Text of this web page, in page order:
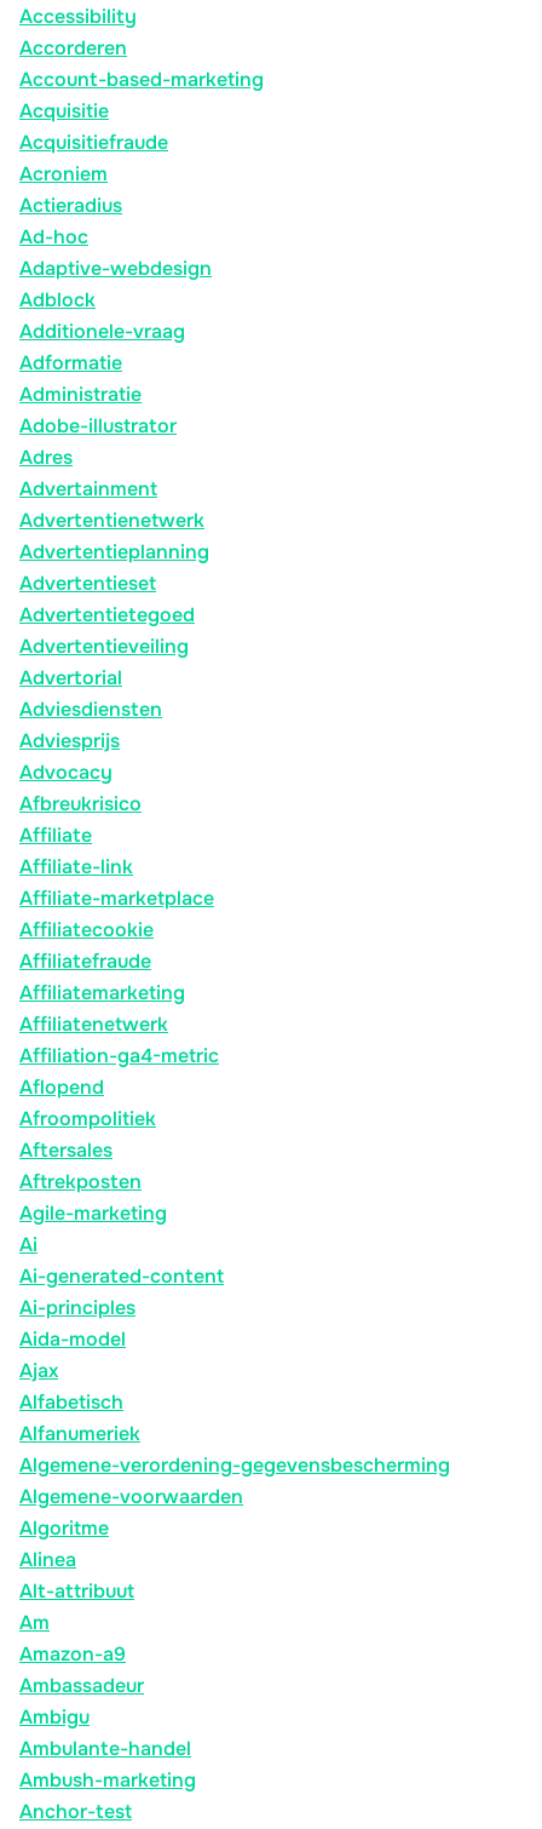
Accessibility
Accorderen
Account-based-marketing
Acquisitie
Acquisitiefraude
Acroniem
Actieradius
Ad-hoc
Adaptive-webdesign
Adblock
Additionele-vraag
Adformatie
Administratie
Adobe-illustrator
Adres
Advertainment
Advertentienetwerk
Advertentieplanning
Advertentieset
Advertentietegoed
Advertentieveiling
Advertorial
Adviesdiensten
Adviesprijs
Advocacy
Afbreukrisico
Affiliate
Affiliate-link
Affiliate-marketplace
Affiliatecookie
Affiliatefraude
Affiliatemarketing
Affiliatenetwerk
Affiliation-ga4-metric
Aflopend
Afroompolitiek
Aftersales
Aftrekposten
Agile-marketing
Ai
Ai-generated-content
Ai-principles
Aida-model
Ajax
Alfabetisch
Alfanumeriek
Algemene-verordening-gegevensbescherming
Algemene-voorwaarden
Algoritme
Alinea
Alt-attribuut
Am
Amazon-a9
Ambassadeur
Ambigu
Ambulante-handel
Ambush-marketing
Anchor-test